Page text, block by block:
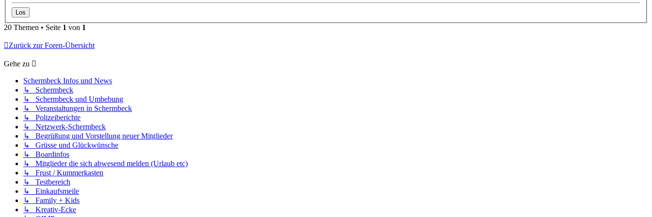
20 Themen • Seite 1 von 1
Zurück zur Foren-Übersicht
Gehe zu
Schermbeck Infos und News
↳ Schermbeck
↳ Schermbeck und Umbebung
↳ Veranstaltungen in Schermbeck
↳ Polizeiberichte
↳ Netzwerk-Schermbeck
↳ Begrüßung und Vorstellung neuer Mitglieder
↳ Grüsse und Glückwünsche
↳ Boardinfos
↳ Mitglieder die sich abwesend melden (Urlaub etc)
↳ Frust / Kummerkasten
↳ Testbereich
↳ Einkaufsmeile
↳ Family + Kids
↳ Kreativ-Ecke